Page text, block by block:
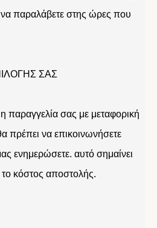
να παραλάβετε στης ώρες που
ΣΑΣ
η παραγγελία σας με μεταφορική
πρέπει να επικοινωνήσετε
ενημερώσετε. αυτό σημαίνει
το κόστος αποστολής.